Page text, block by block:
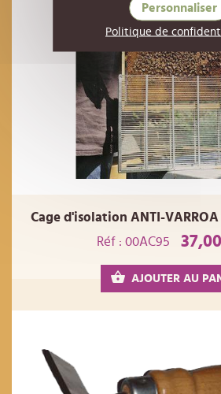
Cage d'isolation ANTI-
Réf : 00AC95
AJOUTER AU
Personnaliser
Politique de